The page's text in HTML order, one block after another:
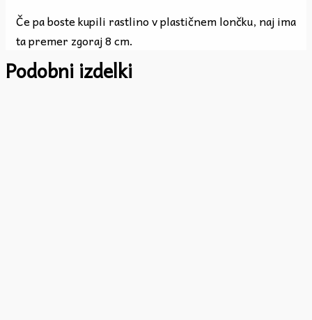
Če pa boste kupili rastlino v plastičnem lončku, naj ima
ta premer zgoraj 8 cm.
Podobni izdelki